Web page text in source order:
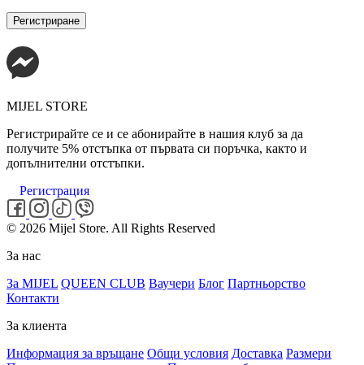
Регистриране
MIJEL STORE
Регистрирайте се и се абонирайте в нашия клуб за да
получите 5% отстъпка от първата си поръчка, както и
допълнителни отстъпки.
Регистрация
© 2026 Mijel Store. All Rights Reserved
За нас
За MIJEL QUEEN CLUB Ваучери Блог Партньорство
Контакти
За клиента
Информация за връщане Общи условия Доставка Размери